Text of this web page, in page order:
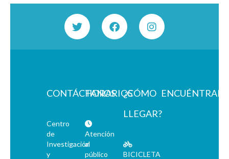
CONTÁCTANOS
Centro
de
Investigación
y
HORARIOS
Atención
al
público
¿CÓMO
LLEGAR?
BICICLETA